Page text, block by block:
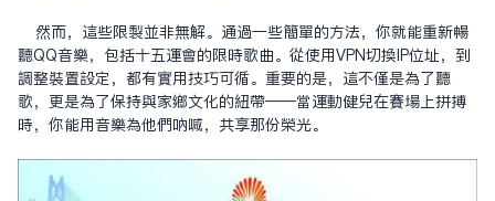
然而，這些限制並非無解。通過一些簡單的方法，你就能重新暢
聽QQ音樂，包括十五運會的限時歌曲。從使用VPN切換IP位址，到
調整裝置設定，都有實用技巧可循。重要的是，這不僅是為了聽
歌，更是為了保持與家鄉文化的紐帶——當運動健兒在賽場上拼搏
時，你能用音樂為他們吶喊，共享那份榮光。